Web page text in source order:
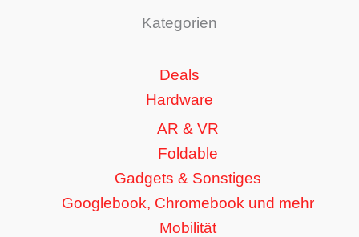
Kategorien
Deals
Hardware
AR & VR
Foldable
Gadgets & Sonstiges
Googlebook, Chromebook und mehr
Mobilität